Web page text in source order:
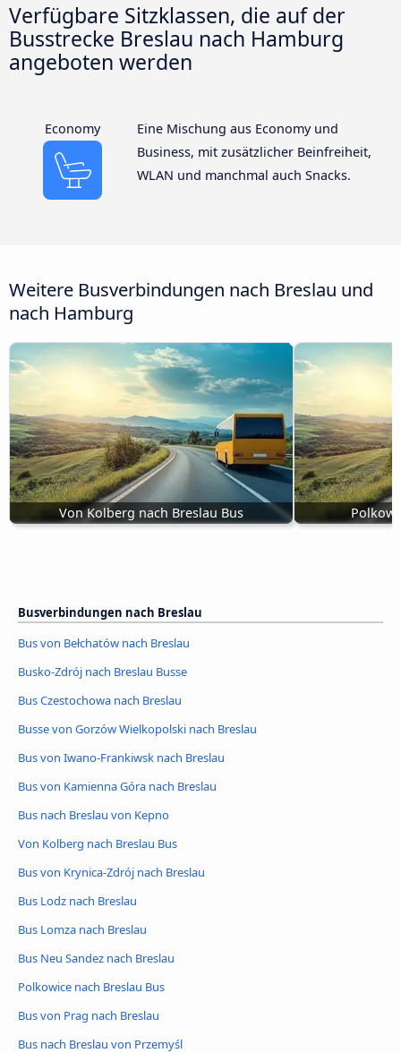
Verfügbare Sitzklassen, die auf der
Busstrecke Breslau nach Hamburg
angeboten werden
Economy
Eine Mischung aus Economy und
Business, mit zusätzlicher Beinfreiheit,
WLAN und manchmal auch Snacks.
Weitere Busverbindungen nach Breslau und
nach Hamburg
Von Kolberg nach Breslau Bus
Busverbindungen nach Breslau
Bus von Bełchatów nach Breslau
Busko-Zdrój nach Breslau Busse
Bus Czestochowa nach Breslau
Busse von Gorzów Wielkopolski nach Breslau
Bus von Iwano-Frankiwsk nach Breslau
Bus von Kamienna Góra nach Breslau
Bus nach Breslau von Kepno
Von Kolberg nach Breslau Bus
Bus von Krynica-Zdrój nach Breslau
Bus Lodz nach Breslau
Bus Lomza nach Breslau
Bus Neu Sandez nach Breslau
Polkowice nach Breslau Bus
Bus von Prag nach Breslau
Bus nach Breslau von Przemyśl